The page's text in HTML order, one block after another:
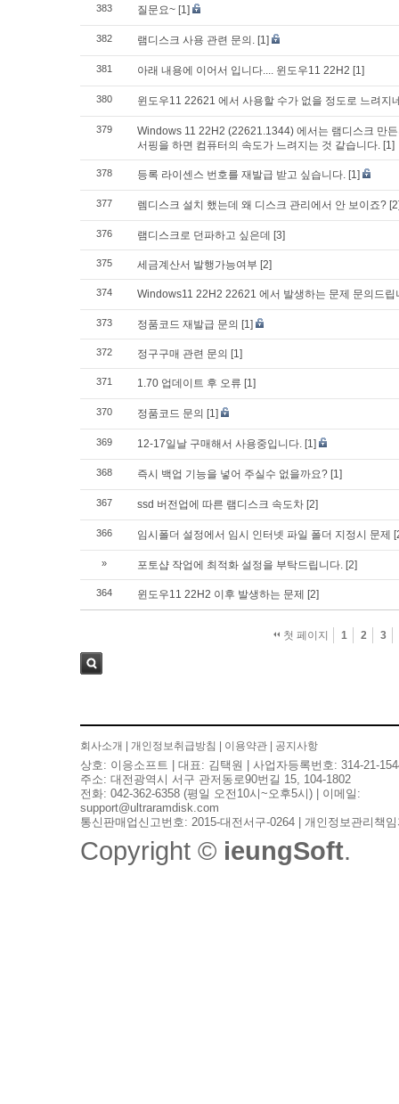
383 질문요~ [1]
382 램디스크 사용 관련 문의. [1]
381 아래 내용에 이어서 입니다.... 윈도우11 22H2 [1]
380 윈도우11 22621 에서 사용할 수가 없을 정도로 느려지
379
Windows 11 22H2 (22621.1344) 에서는 램디스크 만
서핑을 하면 컴퓨터의 속도가 느려지는 것 같습니다. [1]
378 등록 라이센스 번호를 재발급 받고 싶습니다. [1]
377 렘디스크 설치 했는데 왜 디스크 관리에서 안 보이죠?
376 램디스크로 던파하고 싶은데 [3]
375 세금계산서 발행가능여부 [2]
374 Windows11 22H2 22621 에서 발생하는 문제 문의드립
373 정품코드 재발급 문의 [1]
372 정구구매 관련 문의 [1]
371 1.70 업데이트 후 오류 [1]
370 정품코드 문의 [1]
369 12-17일날 구매해서 사용중입니다. [1]
368 즉시 백업 기능을 넣어 주실수 없을까요? [1]
367 ssd 버전업에 따른 램디스크 속도차 [2]
366 임시폴더 설정에서 임시 인터넷 파일 폴더 지정시 문제
» 포토샵 작업에 최적화 설정을 부탁드립니다. [2]
364 윈도우11 22H2 이후 발생하는 문제 [2]
첫 페이지 1 2 3
회사소개 개인정보취급방침 이용약관 공지사항
상호: 이응소프트 | 대표: 김택원 | 사업자등록번호: 314-21-
주소: 대전광역시 서구 관저동로90번길 15, 104-1802
전화: 042-362-6358 (평일 오전10시~오후5시) | 이메일:
support@ultraramdisk.com
통신판매업신고번호: 2015-대전서구-0264 | 개인정보관리책
Copyright © ieungSoft.